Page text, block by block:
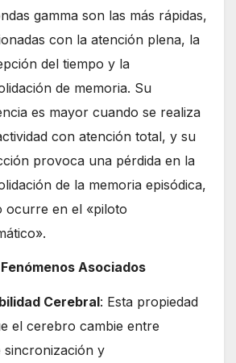
gamma son las más rápidas,
con la atención plena, la
del tiempo y la
de memoria. Su
es mayor cuando se realiza
con atención total, y su
provoca una pérdida en la
de la memoria episódica,
ocurre en el «piloto
Asociados
Cerebral: Esta propiedad
el cerebro cambie entre
sincronización y